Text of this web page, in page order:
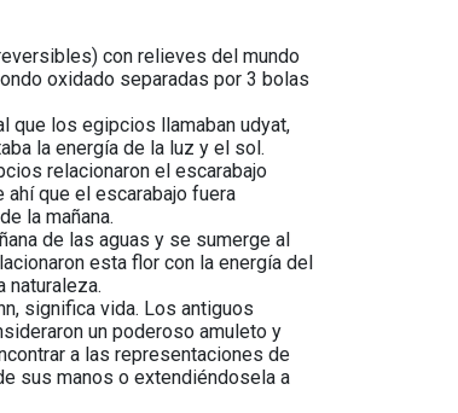
con relieves del mundo
oxidado separadas por 3 bolas
que los egipcios llamaban udyat,
la energía de la luz y el sol.
relacionaron el escarabajo
que el escarabajo fuera
la mañana.
de las aguas y se sumerge al
esta flor con la energía del
naturaleza.
significa vida. Los antiguos
un poderoso amuleto y
a las representaciones de
sus manos o extendiéndosela a